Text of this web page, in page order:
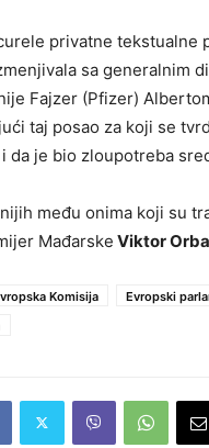
privatne tekstualne
sa generalnim
Fajzer (Pfizer)
taj posao za koji se
da je bio zloupotreba
među onima koji su
Mađarske Viktor
Komisija
Evropski